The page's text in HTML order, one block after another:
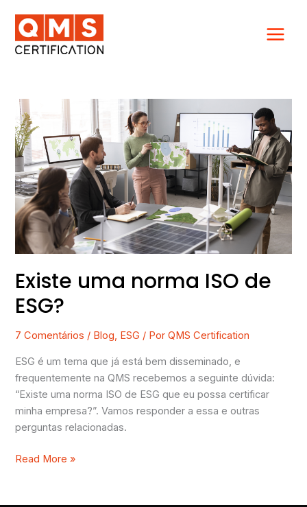
para
conteúdo
Existe uma norma ISO de
ESG?
7 Comentários / Blog, ESG / PorQMS Certification
ESG é um tema que já está bem disseminado, e
frequentemente na QMS recebemos a seguinte dúvida:
“Existe uma norma ISO de ESG que eu possa certificar
minha empresa?”. Vamos responder a essa e outras
perguntas relacionadas.
Existe
uma
norma
ISO
de
ESG?
Read More »